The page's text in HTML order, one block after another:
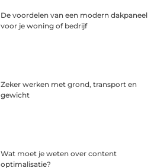
De voordelen van een modern dakpaneel
voor je woning of bedrijf
Zeker werken met grond, transport en
gewicht
Wat moet je weten over content
optimalisatie?